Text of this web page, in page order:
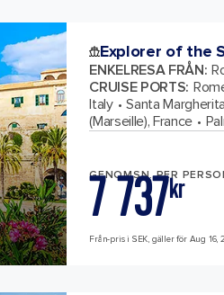
Explorer of the
ENKELRESA FRÅN:
CRUISE PORTS:
Italy
Santa
(Marseille), France
GENOMSN. PER
kr
7 737
Från-pris i SEK, gäller för Aug 16,